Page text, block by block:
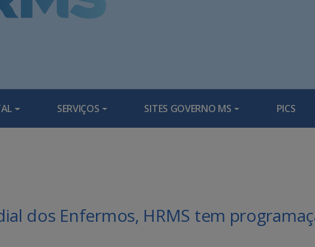
SERVIÇOS SITES GOVERNO MS PICS
dos Enfermos, HRMS tem